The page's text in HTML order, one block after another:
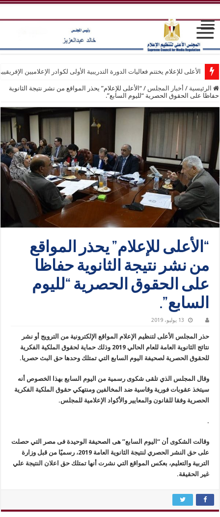
الأعلى للإعلام يختتم فعاليات الدورة التدريبية الأولى لكوادر الإعلاميين
الرئيسية / أخبار المجلس / “الأعلى للإعلام” يحذر المواقع من نشر نتيجة الثانوية
حفاظا على الحقوق الحصرية “لليوم السابع”.
“الأعلى للإعلام” يحذر المواقع
من نشر نتيجة الثانوية حفاظا
على الحقوق الحصرية “لليوم
السابع”.
13 يوليو، 2019
حذر المجلس الأعلى لتنظيم الإعلام المواقع الإلكترونية من الترويج أو نشر
نتائج الثانوية العامة للعام الحالي 2019 وذلك حماية لحقوق الملكية الفكرية
للحقوق الحصرية لصحيفة اليوم السابع التي تمتلك وحدها حق البث حصريا.
وقال المجلس الذي تلقى شكوى رسمية من اليوم السابع بهذا الخصوص أنه
سيتخذ عقوبات فورية وقاسية ضد المخالفين ومنتهكي حقوق الملكية الفكرية
الحصرية وفقا للقانون والمعايير والأكواد الإعلامية للمجلس.
.
وقالت الشكوى أن “اليوم السابع” هى الصحيفة الوحيدة فى مصر التي حصلت
على حق النشر الحصري لنتيجة الثانوية العامة 2019، رسميًا من قبل وزارة
التربية والتعليم، بعكس المواقع التي نشرت أنها تمتلك حق اعلان النتيجة علي
غير الحقيقة.